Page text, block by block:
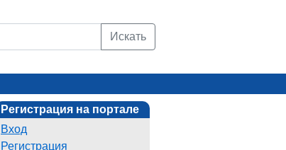
Искать
Регистрация на портале
Вход
Регистрация